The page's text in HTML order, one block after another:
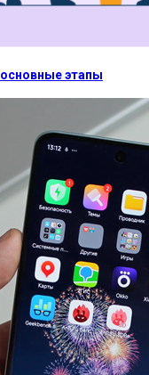
этапы